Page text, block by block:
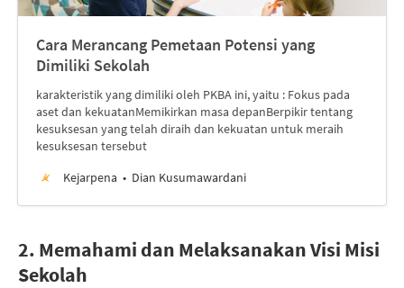
Cara Merancang Pemetaan Potensi yang
Dimiliki Sekolah
karakteristik yang dimiliki oleh PKBA ini, yaitu : Fokus pada
aset dan kekuatanMemikirkan masa depanBerpikir tentang
kesuksesan yang telah diraih dan kekuatan untuk meraih
kesuksesan tersebut
Kejarpena
Dian Kusumawardani
2. Memahami dan Melaksanakan Visi Misi
Sekolah